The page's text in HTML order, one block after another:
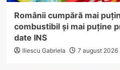
Românii cumpără mai
combustibil și mai puține
date INS
Iliescu Gabriela 7 august 2026